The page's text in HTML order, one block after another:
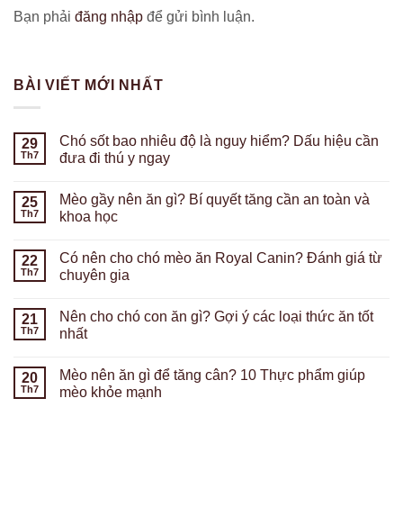
Bạn phải đăng nhập để gửi bình luận.
BÀI VIẾT MỚI NHẤT
29
Th7
Chó sốt bao nhiêu độ là nguy hiểm? Dấu hiệu cần
đưa đi thú y ngay
25
Th7
Mèo gầy nên ăn gì? Bí quyết tăng cần an toàn và
khoa học
22
Th7
Có nên cho chó mèo ăn Royal Canin? Đánh giá từ
chuyên gia
21
Th7
Nên cho chó con ăn gì? Gợi ý các loại thức ăn tốt
nhất
20
Th7
Mèo nên ăn gì để tăng cân? 10 Thực phẩm giúp
mèo khỏe mạnh